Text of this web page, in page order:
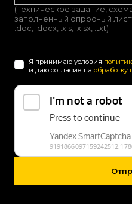
(техническое задание,
заполненный опросный
.doc, .docx, .xls, .xlsx, .txt)
Я принимаю условия
и даю согласие на обработку